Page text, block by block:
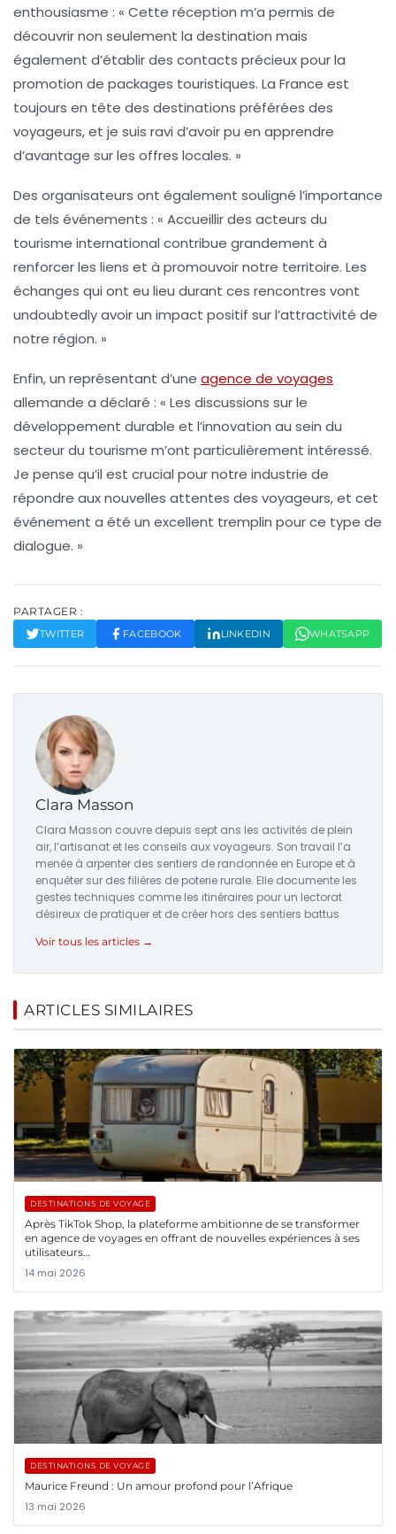
enthousiasme : « Cette réception m’a permis de
découvrir non seulement la destination mais
également d’établir des contacts précieux pour la
promotion de packages touristiques. La France est
toujours en tête des destinations préférées des
voyageurs, et je suis ravi d’avoir pu en apprendre
d’avantage sur les offres locales. »
Des organisateurs ont également souligné l’importance
de tels événements : « Accueillir des acteurs du
tourisme international contribue grandement à
renforcer les liens et à promouvoir notre territoire. Les
échanges qui ont eu lieu durant ces rencontres vont
undoubtedly avoir un impact positif sur l’attractivité de
notre région. »
Enfin, un représentant d’une agence de voyages
allemande a déclaré : « Les discussions sur le
développement durable et l’innovation au sein du
secteur du tourisme m’ont particulièrement intéressé.
Je pense qu’il est crucial pour notre industrie de
répondre aux nouvelles attentes des voyageurs, et cet
événement a été un excellent tremplin pour ce type de
dialogue. »
PARTAGER :
TWITTER FACEBOOK LINKEDIN WHATSAPP
Clara Masson
Clara Masson couvre depuis sept ans les activités de plein
air, l’artisanat et les conseils aux voyageurs. Son travail l’a
menée à arpenter des sentiers de randonnée en Europe et à
enquêter sur des filières de poterie rurale. Elle documente les
gestes techniques comme les itinéraires pour un lectorat
désireux de pratiquer et de créer hors des sentiers battus.
Voir tous les articles →
ARTICLES SIMILAIRES
DESTINATIONS DE VOYAGE
Après TikTok Shop, la plateforme ambitionne de se transformer
en agence de voyages en offrant de nouvelles expériences à ses
utilisateurs…
14 mai 2026
DESTINATIONS DE VOYAGE
Maurice Freund : Un amour profond pour l’Afrique
13 mai 2026